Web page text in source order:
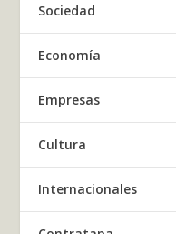
Sociedad
Economía
Empresas
Cultura
Internacionales